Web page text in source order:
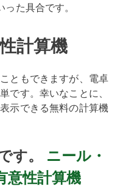
た具合です。
計算機
ともできますが、電卓
です。幸いなことに、
示できる無料の計算機
す。 ニール・
意性計算機